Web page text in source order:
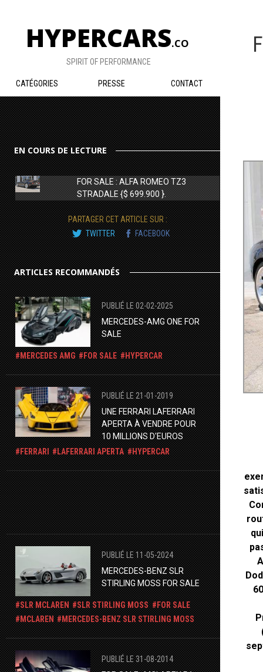
HYPERCARS.CO
SPIRIT OF PERFORMANCE
CATÉGORIES PRESSE CONTACT
EN COURS DE LECTURE
FOR SALE : ALFA ROMEO TZ3
STRADALE {$ 699.900 }.
PARTAGER CET ARTICLE SUR :
TWITTER
FACEBOOK
ARTICLES RECOMMANDÉS
PUBLIÉ LE 02-02-2025
MERCEDES-AMG ONE FOR
SALE
MERCEDES AMG FOR SALE HYPERCAR
PUBLIÉ LE 21-01-2019
UNE FERRARI LAFERRARI
APERTA À VENDRE POUR
10 MILLIONS D'EUROS
FERRARI
LAFERRARI APERTA HYPERCAR
PUBLIÉ LE 11-05-2024
​MERCEDES-BENZ SLR
STIRLING MOSS FOR SALE
SLR MCLAREN SLR STIRLING MOSS
FOR SALE
MCLAREN
​MERCEDES-BENZ SLR STIRLING MOSS
PUBLIÉ LE 31-08-2014